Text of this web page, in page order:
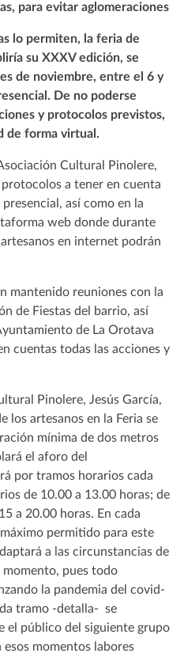
para evitar aglomeraciones
lo permiten, la feria de
su XXXV edición, se
de noviembre, entre el 6 y
De no poderse
y protocolos previstos,
de forma virtual.
Cultural Pinolere,
a tener en cuenta
así como en la
web donde durante
en internet podrán
mantenido reuniones con la
de Fiestas del barrio, así
de La Orotava
cuentas todas las acciones y
Pinolere, Jesús García,
los artesanos en la Feria se
mínima de dos metros
el aforo del
por tramos horarios cada
de 10.00 a 13.00 horas; de
a 20.00 horas. En cada
permitido para este
a las circunstancias de
momento, pues todo
la pandemia del covid-
tramo -detalla- se
el público del siguiente grupo
esos momentos labores